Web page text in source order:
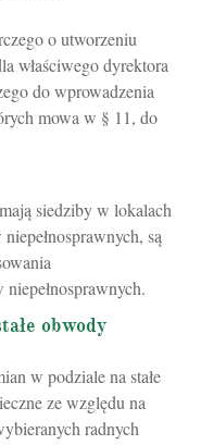
o utworzeniu
właściwego dyrektora
do wprowadzenia
mowa w § 11, do
siedziby w lokalach
są
obwody
w podziale na stałe
ze względu na
radnych